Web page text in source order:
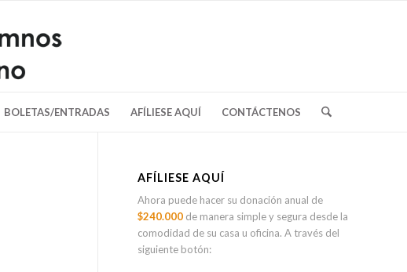
BOLETAS/ENTRADAS AFÍLIESE AQUÍ CONTÁCTENOS
AFÍLIESE AQUÍ
Ahora puede hacer su donación anual de
$240.000 de manera simple y segura desde la
comodidad de su casa u oficina. A través del
siguiente botón: